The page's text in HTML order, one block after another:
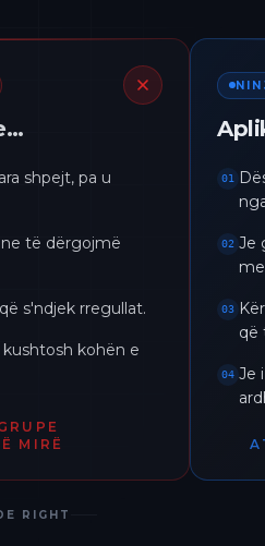
shpejt, pa u
të dërgojmë
s'ndjek rregullat.
kohën e
MIRË
01
02 Je
03
që
04 Je
RIGHT